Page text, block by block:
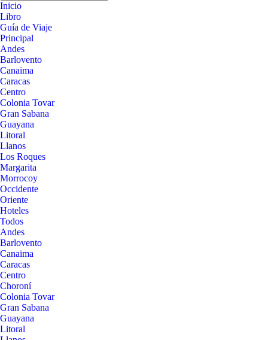
Inicio
Libro
Guía de Viaje
Principal
Andes
Barlovento
Canaima
Caracas
Centro
Colonia Tovar
Gran Sabana
Guayana
Litoral
Llanos
Los Roques
Margarita
Morrocoy
Occidente
Oriente
Hoteles
Todos
Andes
Barlovento
Canaima
Caracas
Centro
Choroní
Colonia Tovar
Gran Sabana
Guayana
Litoral